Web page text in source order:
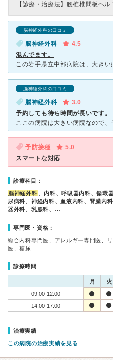
【診療・治療法】
腰椎椎間板ヘ
脳神経外科の口コミ
脳神経外科
4.5
混んでます。
脳神経外科の口コミ
脳神経外科
3.0
予約しても待ち時間が長いです。
予防接種
5.0
スマートな対応
診療科目：
脳神経外科 、内科、呼吸器内科、循環
尿病科、神経内科、血液内科、腎臓内
器外科、乳腺科、…
専門医・資格：
総合内科専門医、アレルギー専門医、
医、糖尿…
診療時間
月 火
09:00-12:00
14:00-17:00
治療実績
この病院の治療実績を見る